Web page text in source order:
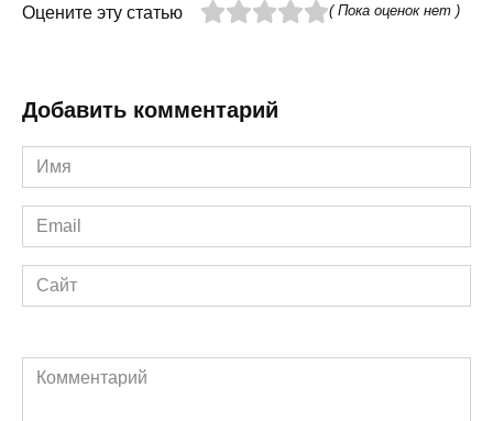
Оцените эту статью ( Пока оценок нет )
Добавить комментарий
Имя
*
Email
*
Сайт
Комментарий